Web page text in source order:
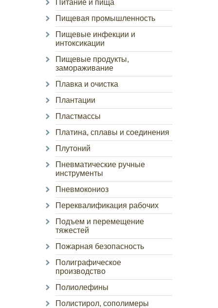
Питание и пища
Пищевая промышленность
Пищевые инфекции и
интоксикации
Пищевые продукты,
замораживание
Плавка и очистка
Плантации
Пластмассы
Платина, сплавы и соединения
Плутоний
Пневматические ручные
инструменты
Пневмокониоз
Переквалификация рабочих
Подъем и перемещение
тяжестей
Пожарная безопасность
Полиграфическое
производство
Полиолефины
Полистирол, сополимеры